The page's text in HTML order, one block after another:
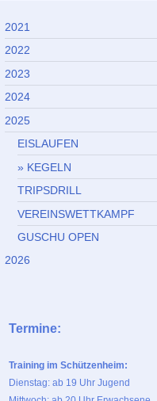
2021
2022
2023
2024
2025
EISLAUFEN
KEGELN
TRIPSDRILL
VEREINSWETTKAMPF
GUSCHU OPEN
2026
Termine:
Training im Schützenheim:
Dienstag: ab 19 Uhr Jugend